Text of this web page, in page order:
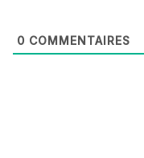
0 COMMENTAIRES